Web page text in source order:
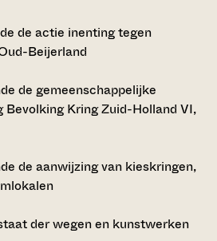
de actie inenting tegen
Beijerland
de gemeenschappelijke
Bevolking Kring Zuid-Holland VI,
de aanwijzing van kieskringen,
der wegen en kunstwerken